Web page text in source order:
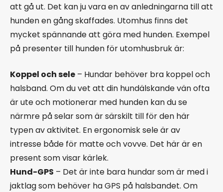
att gå ut. Det kan ju vara en av anledningarna till att
hunden en gång skaffades. Utomhus finns det
mycket spännande att göra med hunden. Exempel
på presenter till hunden för utomhusbruk är:
Koppel och sele – Hundar behöver bra koppel och
halsband. Om du vet att din hundälskande vän ofta
är ute och motionerar med hunden kan du se
närmre på selar som är särskilt till för den här
typen av aktivitet. En ergonomisk sele är av
intresse både för matte och vovve. Det här är en
present som visar kärlek.
Hund-GPS – Det är inte bara hundar som är med i
jaktlag som behöver ha GPS på halsbandet. Om